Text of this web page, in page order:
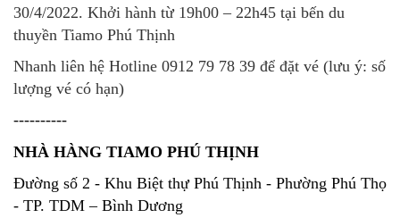
30/4/2022. Khởi hành từ 19h00 – 22h45 tại bến du
thuyền Tiamo Phú Thịnh
Nhanh liên hệ Hotline 0912 79 78 39 để đặt vé (lưu ý: số
lượng vé có hạn)
----------
NHÀ HÀNG TIAMO PHÚ THỊNH
Đường số 2 - Khu Biệt thự Phú Thịnh - Phường Phú Thọ
- TP. TDM – Bình Dương